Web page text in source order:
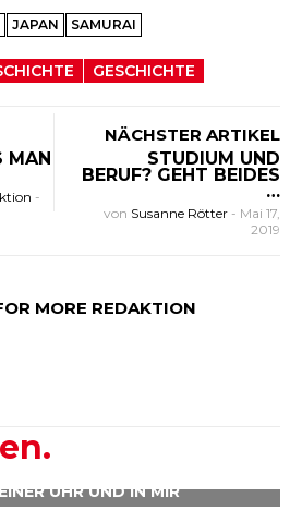
JAPAN SAMURAI
GESCHICHTE
MAN
-
NÄCHSTER ARTIKEL
STUDIUM UND
BERUF? GEHT BEIDES
…
von Susanne Rötter - Mai 17,
2019
MORE REDAKTION
UHR UND IN MIR